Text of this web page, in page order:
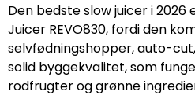
Den bedste slow juicer i 2026
Juicer REVO830, fordi den
selvfødningshopper, auto-
solid byggekvalitet, som
rodfrugter og grønne